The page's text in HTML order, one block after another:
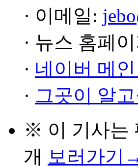
· 이메일:
· 뉴스 홈페
· 네이버 메
· 그곳이 알
※ 이 기사는
개 보러가기